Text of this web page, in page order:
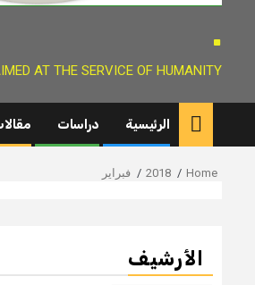
.
AT THE SERVICE OF HUMANITY
الرئيسية دراسات
Home
2018 فبراير
الأرشيف